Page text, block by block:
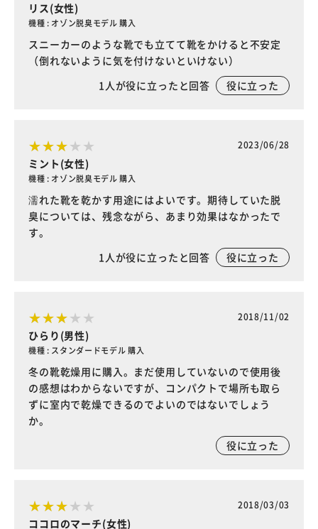
リス(女性)
機種 : オゾン脱臭モデル 購入
スニーカーのような靴でも立てて靴をかけると不安定
（倒れないように気を付けないといけない）
1人が役に立ったと回答 役に立った
2023/06/28
ミント(女性)
機種 : オゾン脱臭モデル 購入
濡れた靴を乾かす用途にはよいです。期待していた脱
臭については、残念ながら、あまり効果はなかったで
す。
1人が役に立ったと回答 役に立った
2018/11/02
ひらり(男性)
機種 : スタンダードモデル 購入
冬の靴乾燥用に購入。まだ使用していないので使用後
の感想はわからないですが、コンパクトで場所も取ら
ずに室内で乾燥できるのでよいのではないでしょう
か。
役に立った
2018/03/03
ココロのマーチ(女性)